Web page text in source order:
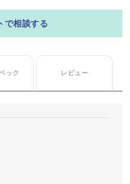
で相談する
ック レビュー